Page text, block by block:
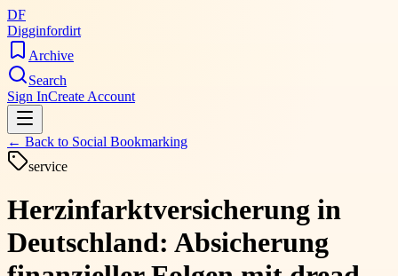
DF
Digginfordirt
Archive
Search
Sign InCreate Account
← Back to Social Bookmarking
service
Herzinfarktversicherung in
Deutschland: Absicherung